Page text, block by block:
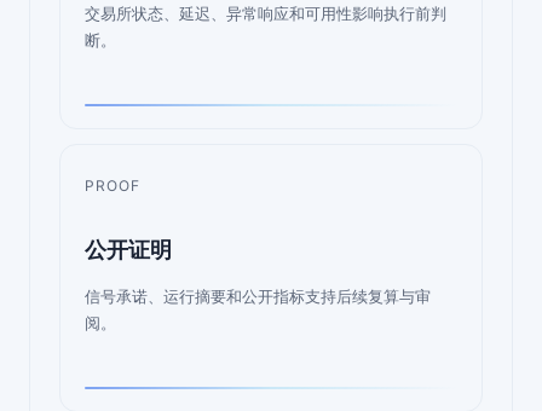
交易所状态、延迟、异常响应和可用性影响执行前判
断。
PROOF
公开证明
信号承诺、运行摘要和公开指标支持后续复算与审
阅。